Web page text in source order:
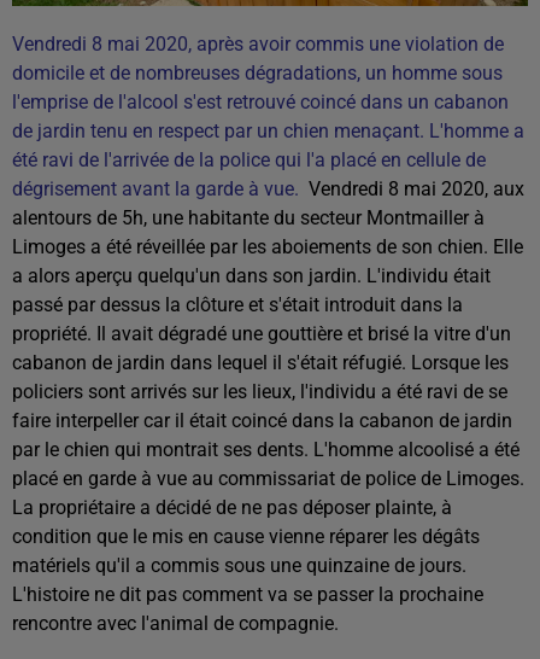
Vendredi 8 mai 2020, après avoir commis une violation de
domicile et de nombreuses dégradations, un homme sous
l'emprise de l'alcool s'est retrouvé coincé dans un cabanon
de jardin tenu en respect par un chien menaçant. L'homme a
été ravi de l'arrivée de la police qui l'a placé en cellule de
dégrisement avant la garde à vue. Vendredi 8 mai 2020, aux
alentours de 5h, une habitante du secteur Montmailler à
Limoges a été réveillée par les aboiements de son chien. Elle
a alors aperçu quelqu'un dans son jardin. L'individu était
passé par dessus la clôture et s'était introduit dans la
propriété. Il avait dégradé une gouttière et brisé la vitre d'un
cabanon de jardin dans lequel il s'était réfugié. Lorsque les
policiers sont arrivés sur les lieux, l'individu a été ravi de se
faire interpeller car il était coincé dans la cabanon de jardin
par le chien qui montrait ses dents. L'homme alcoolisé a été
placé en garde à vue au commissariat de police de Limoges.
La propriétaire a décidé de ne pas déposer plainte, à
condition que le mis en cause vienne réparer les dégâts
matériels qu'il a commis sous une quinzaine de jours.
L'histoire ne dit pas comment va se passer la prochaine
rencontre avec l'animal de compagnie.